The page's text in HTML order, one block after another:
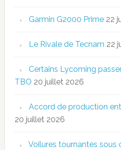
Garmin G2000 Prime 22
Le Rivale de Tecnam 22
Certains Lycoming
TBO 20 juillet 2026
Accord de production
20 juillet 2026
Voilures tournantes sous